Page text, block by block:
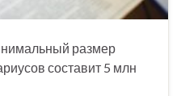
размер
составит 5 млн